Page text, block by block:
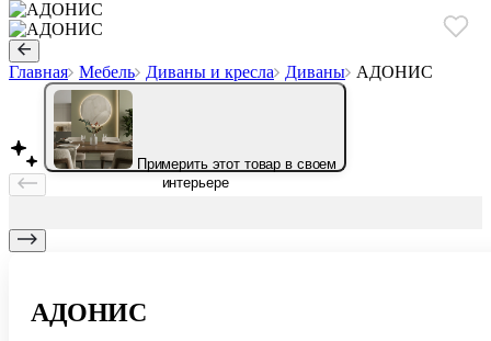
Главная Мебель Диваны и кресла Диваны АДОНИС
Примерить этот товар в своем
интерьере
АДОНИС